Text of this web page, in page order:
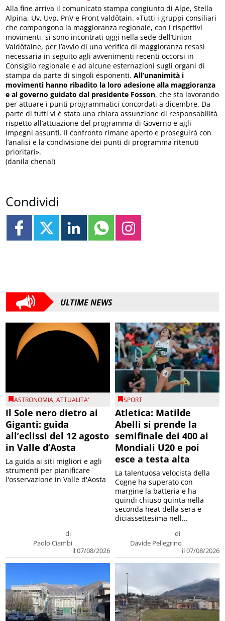
Alla fine arriva il comunicato stampa congiunto di Alpe, Stella
Alpina, Uv, Uvp, PnV e Front valdôtain. «Tutti i gruppi consiliari
che compongono la maggioranza regionale, con i rispettivi
movimenti, si sono incontrati oggi nella sede dell’Union
Valdôtaine, per l’avvio di una verifica di maggioranza resasi
necessaria in seguito agli avvenimenti recenti occorsi in
Consiglio regionale e ad alcune esternazioni sugli organi di
stampa da parte di singoli esponenti.All’unanimità i
movimenti hanno ribadito la loro adesione alla maggioranza
e al governo guidato dal presidente Fosson, che sta lavorando
per attuare i punti programmatici concordati a dicembre. Da
parte di tutti vi è stata una chiara assunzione di responsabilità
rispetto all’attuazione del programma di Governo e agli
impegni assunti. Il confronto rimane aperto e proseguirà con
l’analisi e la condivisione dei punti di programma ritenuti
prioritari».
(danila chenal)
Condividi
ULTIME NEWS
ASTRONOMIA,ATTUALITA'
Il Sole nero dietro ai
Giganti: guida
all’eclissi del 12 agosto
in Valle d’Aosta
di
Paolo Ciambi
il 07/08/2026
La guida ai siti migliori e agli
strumenti per pianificare
l'osservazione in Valle d'Aosta
SPORT
Atletica: Matilde
Abelli si prende la
semifinale dei 400 ai
Mondiali U20 e poi
esce a testa alta
di
Davide Pellegrino
il 07/08/2026
La talentuosa velocista della
Cogne ha superato con
margine la batteria e ha
quindi chiuso quinta nella
seconda heat della sera e
diciassettesima nell...